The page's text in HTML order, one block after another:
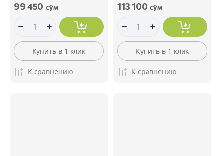
99 450 сўм
Купить в 1 клик
К сравнению
113 100 сўм
Купить в 1 клик
К сравнению